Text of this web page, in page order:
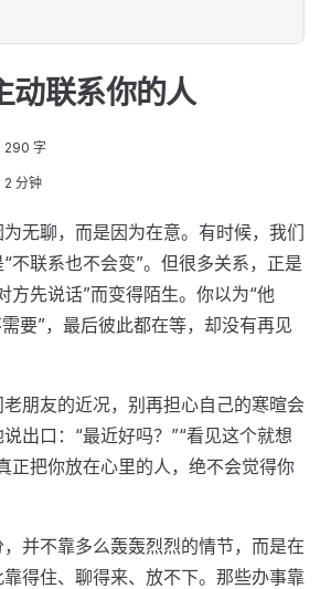
动联系你的人
290 字
2 分钟
无聊，而是因为在意。有时候，我们
不联系也不会变”。但很多关系，正是
方先说话”而变得陌生。你以为“他
要”，最后彼此都在等，却没有再见
朋友的近况，别再担心自己的寒暄会
出口：“最近好吗？”“看见这个就想
正把你放在心里的人，绝不会觉得你
并不靠多么轰轰烈烈的情节，而是在
得住、聊得来、放不下。那些办事靠